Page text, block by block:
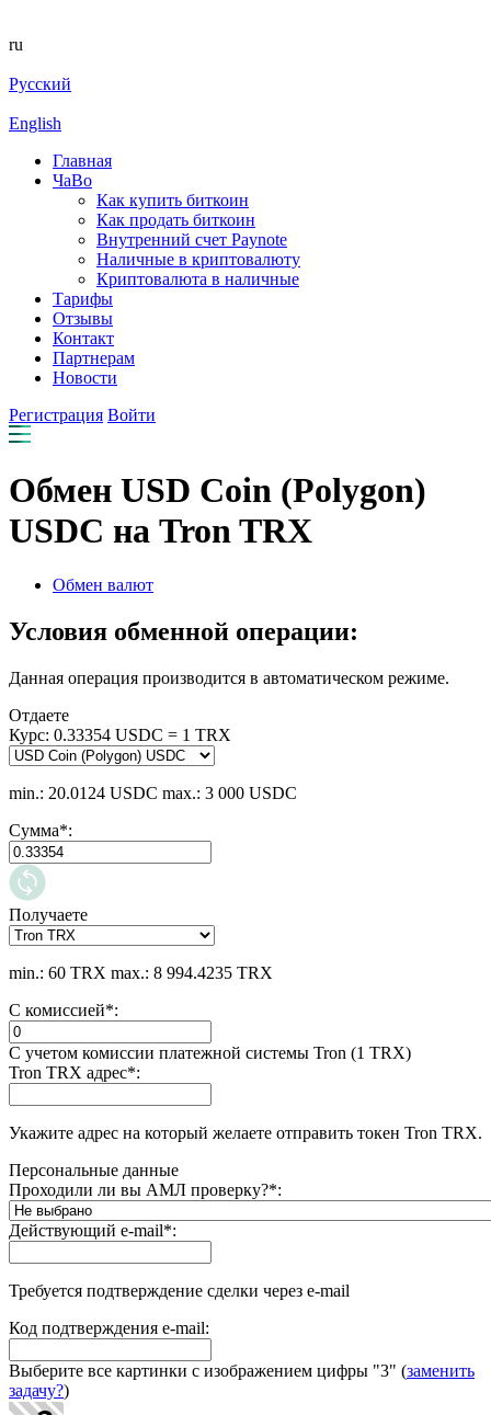
ru
Русский
English
Главная
ЧаВо
Как купить биткоин
Как продать биткоин
Внутренний счет Paynote
Наличные в криптовалюту
Криптовалюта в наличные
Тарифы
Отзывы
Контакт
Партнерам
Новости
Регистрация Войти
Обмен USD Coin (Polygon)
USDC на Tron TRX
Обмен валют
Условия обменной операции:
Данная операция производится в автоматическом режиме.
Отдаете
Курс: 0.33354 USDC = 1 TRX
min.: 20.0124 USDC max.: 3 000 USDC
Сумма*:
Получаете
min.: 60 TRX max.: 8 994.4235 TRX
С комиссией*:
С учетом комиссии платежной системы Tron (1 TRX)
Tron TRX адрес*:
Укажите адрес на который желаете отправить токен Tron TRX.
Персональные данные
Проходили ли вы АМЛ проверку?*:
Действующий e-mail*:
Требуется подтверждение сделки через e-mail
Код подтверждения e-mail:
Выберите все картинки с изображением цифры "3" (заменить
задачу?)